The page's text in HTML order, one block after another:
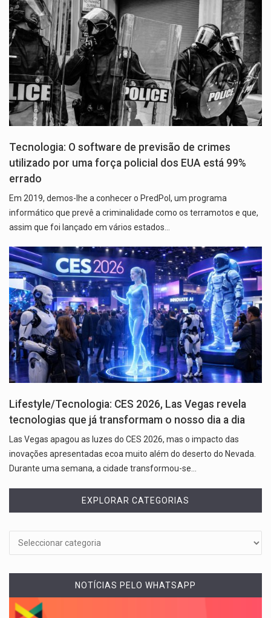
Tecnologia: O software de previsão de crimes
utilizado por uma força policial dos EUA está 99%
errado
Em 2019, demos-lhe a conhecer o PredPol, um programa
informático que prevê a criminalidade como os terramotos e que,
assim que foi lançado em vários estados…
Lifestyle/Tecnologia: CES 2026, Las Vegas revela
tecnologias que já transformam o nosso dia a dia
Las Vegas apagou as luzes do CES 2026, mas o impacto das
inovações apresentadas ecoa muito além do deserto do Nevada.
Durante uma semana, a cidade transformou-se…
EXPLORAR CATEGORIAS
NOTÍCIAS PELO WHATSAPP